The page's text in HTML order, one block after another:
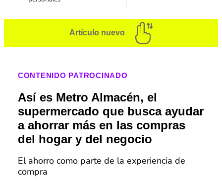
Artículo nuevo
CONTENIDO PATROCINADO
Así es Metro Almacén, el
supermercado que busca ayudar
a ahorrar más en las compras
del hogar y del negocio
El ahorro como parte de la experiencia de
compra